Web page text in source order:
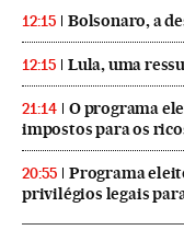
12:15 Bolsonaro, a
12:15 Lula, uma
21:14
O programa
impostos para os
20:55
Programa
privilégios legais